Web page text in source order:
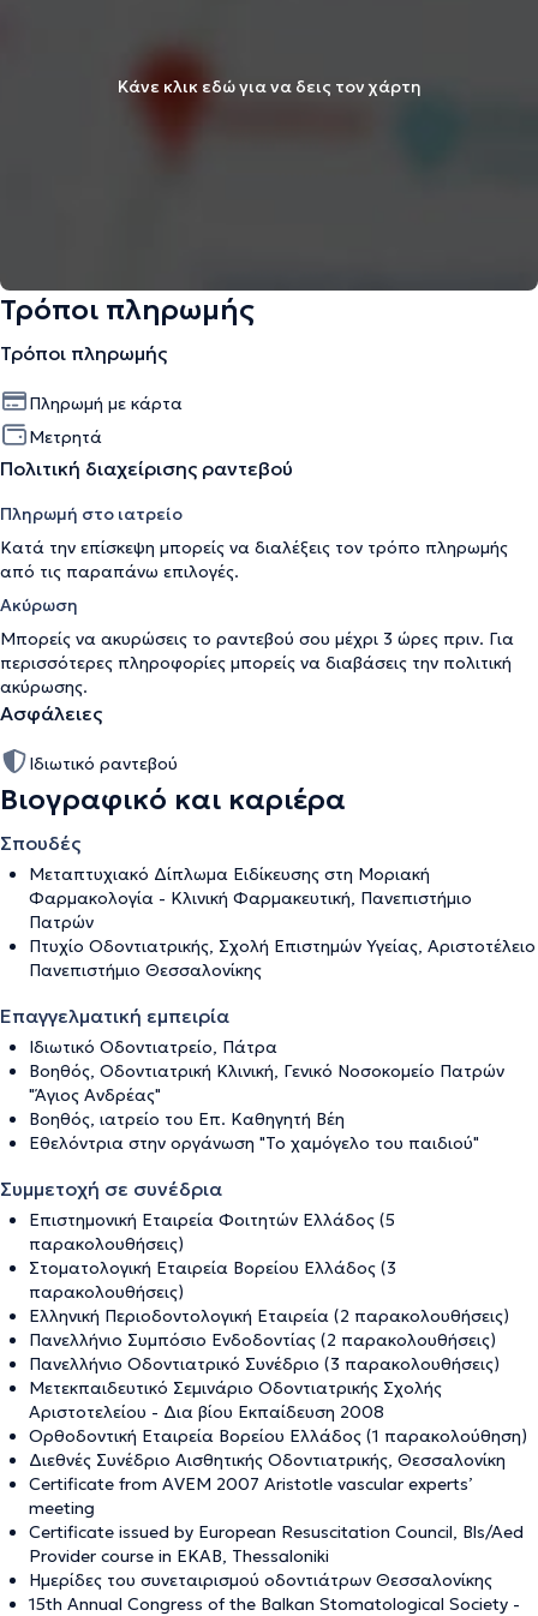
Κάνε κλικ εδώ για να δεις τον χάρτη
Τρόποι πληρωμής
Τρόποι πληρωμής
Πληρωμή με κάρτα
Μετρητά
Πολιτική διαχείρισης ραντεβού
Πληρωμή στο ιατρείο
Κατά την επίσκεψη μπορείς να διαλέξεις τον τρόπο πληρωμής
από τις παραπάνω επιλογές.
Ακύρωση
Μπορείς να ακυρώσεις το ραντεβού σου μέχρι 3 ώρες πριν. Για
περισσότερες πληροφορίες μπορείς να διαβάσεις την πολιτική
ακύρωσης.
Ασφάλειες
Ιδιωτικό ραντεβού
Βιογραφικό και καριέρα
Σπουδές
Μεταπτυχιακό Δίπλωμα Ειδίκευσης στη Μοριακή
Φαρμακολογία - Κλινική Φαρμακευτική, Πανεπιστήμιο
Πατρών
Πτυχίο Οδοντιατρικής, Σχολή Επιστημών Υγείας, Αριστοτέλειο
Πανεπιστήμιο Θεσσαλονίκης
Επαγγελματική εμπειρία
Ιδιωτικό Οδοντιατρείο, Πάτρα
Βοηθός, Οδοντιατρική Κλινική, Γενικό Νοσοκομείο Πατρών
"Άγιος Ανδρέας"
Βοηθός, ιατρείο του Επ. Καθηγητή Βέη
Εθελόντρια στην οργάνωση "Το χαμόγελο του παιδιού"
Συμμετοχή σε συνέδρια
Επιστημονική Εταιρεία Φοιτητών Ελλάδος (5
παρακολουθήσεις)
Στοματολογική Εταιρεία Βορείου Ελλάδος (3
παρακολουθήσεις)
Ελληνική Περιοδοντολογική Εταιρεία (2 παρακολουθήσεις)
Πανελλήνιο Συμπόσιο Ενδοδοντίας (2 παρακολουθήσεις)
Πανελλήνιο Οδοντιατρικό Συνέδριο (3 παρακολουθήσεις)
Μετεκπαιδευτικό Σεμινάριο Οδοντιατρικής Σχολής
Αριστοτελείου - Δια βίου Εκπαίδευση 2008
Ορθοδοντική Εταιρεία Βορείου Ελλάδος (1 παρακολούθηση)
Διεθνές Συνέδριο Αισθητικής Οδοντιατρικής, Θεσσαλονίκη
Certificate from AVEM 2007 Aristotle vascular experts’
meeting
Certificate issued by European Resuscitation Council, Bls/Aed
Provider course in EKAB, Thessaloniki
Ημερίδες του συνεταιρισμού οδοντιάτρων Θεσσαλονίκης
15th Annual Congress of the Balkan Stomatological Society -